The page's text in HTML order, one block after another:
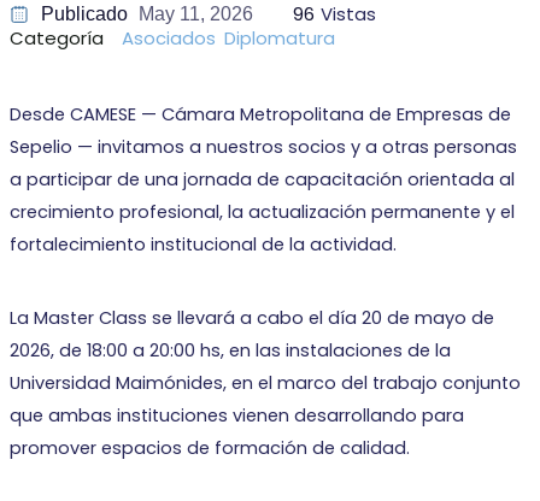
Publicado May 11, 2026 96 Vistas
Categoría
Asociados Diplomatura
Desde CAMESE — Cámara Metropolitana de Empresas de
Sepelio — invitamos a nuestros socios y a otras personas
a participar de una jornada de capacitación orientada al
crecimiento profesional, la actualización permanente y el
fortalecimiento institucional de la actividad.
La Master Class se llevará a cabo el día 20 de mayo de
2026, de 18:00 a 20:00 hs, en las instalaciones de la
Universidad Maimónides, en el marco del trabajo conjunto
que ambas instituciones vienen desarrollando para
promover espacios de formación de calidad.